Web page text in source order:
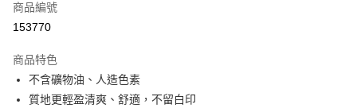
Apple Pay
PayMe
WeChat Pay
商品編號
153770
商品特色
不含礦物油、人造色素
質地更輕盈清爽、舒適，不留白印